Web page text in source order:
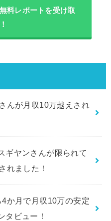
料レポートを受け取
んが月収10万越えされ
ギヤンさんが限られて
れました！
か月で月収10万の安定
タビュー！